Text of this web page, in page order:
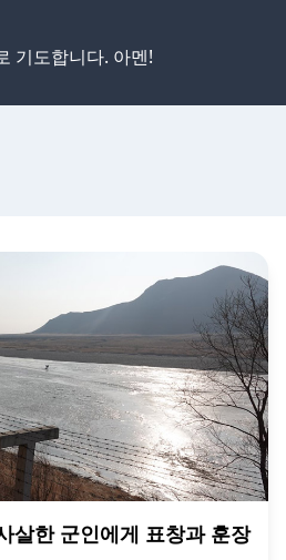
기도합니다. 아멘!
살한 군인에게 표창과 훈장